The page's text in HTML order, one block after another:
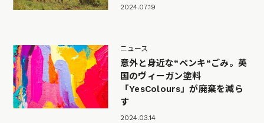
2024.07.19
ニュース
意外と身近な“ペンキ“ごみ。英
国のヴィーガン塗料
「YesColours」が廃棄を減ら
す
2024.03.14